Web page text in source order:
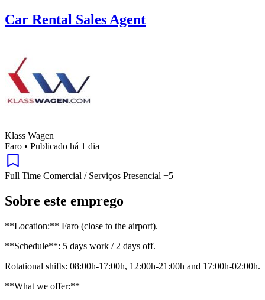
Car Rental Sales Agent
Klass Wagen
Faro • Publicado há 1 dia
Full Time Comercial / Serviços Presencial +5
Sobre este emprego
**Location:** Faro (close to the airport).
**Schedule**: 5 days work / 2 days off.
Rotational shifts: 08:00h-17:00h, 12:00h-21:00h and 17:00h-02:00h.
**What we offer:**